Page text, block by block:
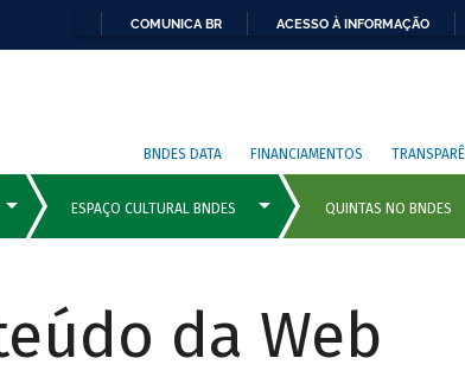
COMUNICA BR ACESSO À INFORMAÇÃO
BNDES DATA FINANCIAMENTOS
da Web